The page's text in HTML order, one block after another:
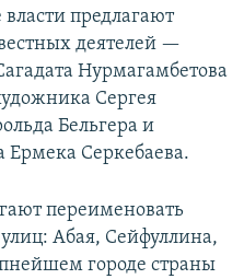
предлагают
деятелей —
Нурмагамбетова
Сергея
Бельгера и
Ермека Серкебаева.
переименовать
Абая, Сейфуллина,
городе страны